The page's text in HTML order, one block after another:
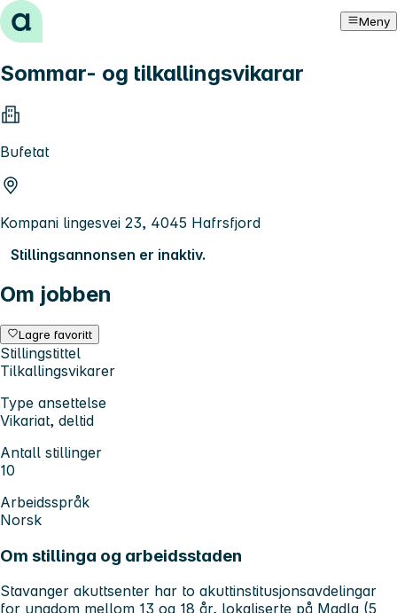
Hopp til innhold Meny
Sommar- og tilkallingsvikarar
Bufetat
Kompani lingesvei 23, 4045 Hafrsfjord
Stillingsannonsen er inaktiv.
Om jobben
Lagre favoritt
Stillingstittel
Tilkallingsvikarer
Type ansettelse
Vikariat, deltid
Antall stillinger
10
Arbeidsspråk
Norsk
Om stillinga og arbeidsstaden
Stavanger akuttsenter har to akuttinstitusjonsavdelingar
for ungdom mellom 13 og 18 år, lokaliserte på Madla (5